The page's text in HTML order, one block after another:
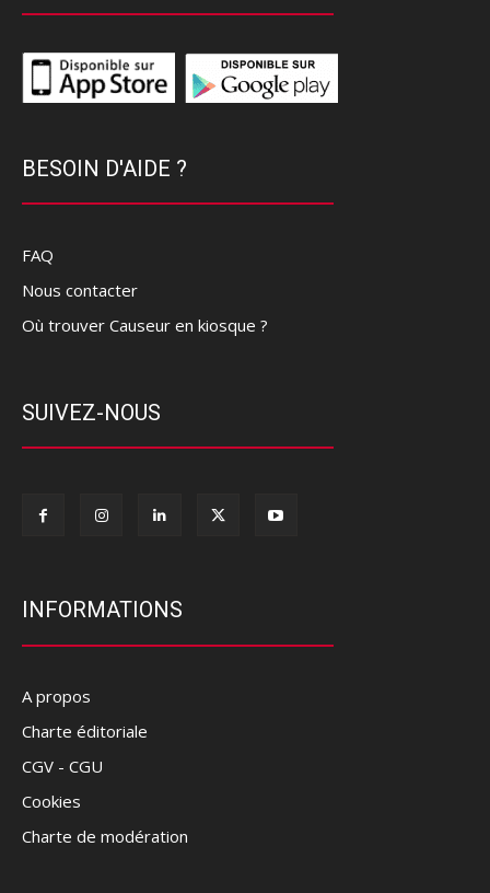
BESOIN D'AIDE ?
FAQ
Nous contacter
Où trouver Causeur en kiosque ?
SUIVEZ-NOUS
INFORMATIONS
A propos
Charte éditoriale
CGV - CGU
Cookies
Charte de modération